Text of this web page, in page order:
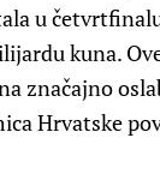
u
kuna.
značajno
Hrvatske